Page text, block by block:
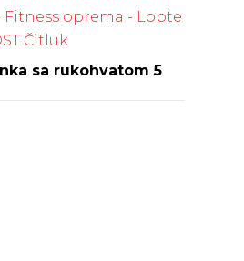
sa rukohvatom 5